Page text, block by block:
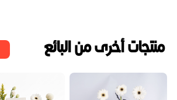
منتجات أخرى من البائع